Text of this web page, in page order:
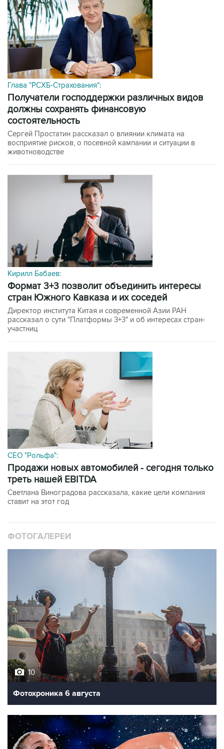
Глава "РСХБ-Страхования":
получатели господдержки различных видов
должны сохранять финансовую
состоятельность
Сергей Простатин рассказал о влиянии климата на
восприятие рисков, о посевной кампании и ситуации в
животноводстве
Кирилл Бабаев:
формат 3+3 позволит объединить интересы
стран Южного Кавказа и их соседей
Директор института Китая и современной Азии РАН
рассказал о сути "Платформы 3+3" и об интересах стран-
участниц
CEO "Рольфа":
Продажи новых автомобилей - сегодня только
треть нашей EBITDA
Светлана Виноградова рассказала, какие цели компания
ставит на этот год
ФОТОГАЛЕРЕИ
10
Фотохроника 6 августа